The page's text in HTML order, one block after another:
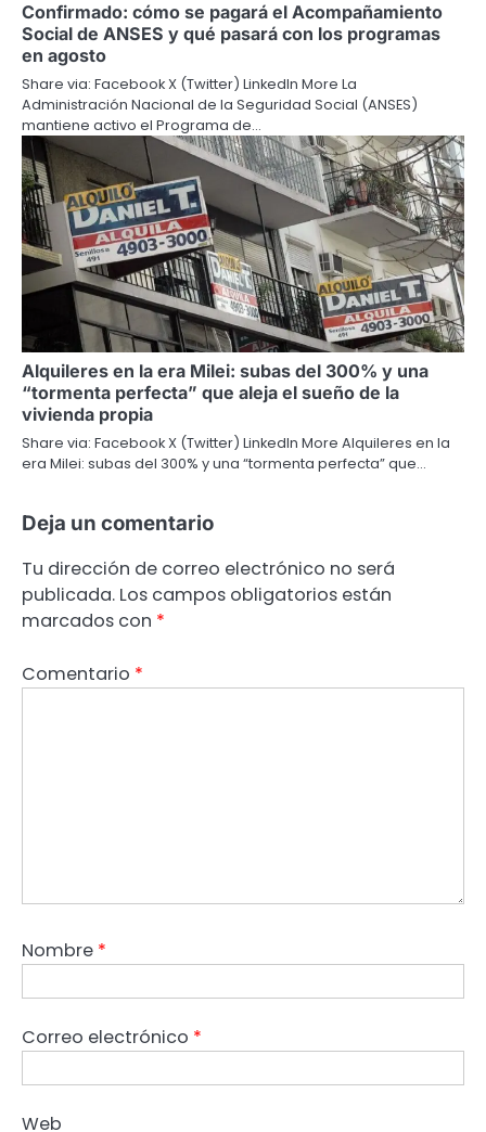
Confirmado: cómo se pagará el Acompañamiento
Social de ANSES y qué pasará con los programas
en agosto
Share via: Facebook X (Twitter) LinkedIn More La
Administración Nacional de la Seguridad Social (ANSES)
mantiene activo el Programa de…
Alquileres en la era Milei: subas del 300% y una
“tormenta perfecta” que aleja el sueño de la
vivienda propia
Share via: Facebook X (Twitter) LinkedIn More Alquileres en la
era Milei: subas del 300% y una “tormenta perfecta” que…
Deja un comentario
Tu dirección de correo electrónico no será
publicada. Los campos obligatorios están
marcados con *
Comentario *
Nombre *
Correo electrónico *
Web